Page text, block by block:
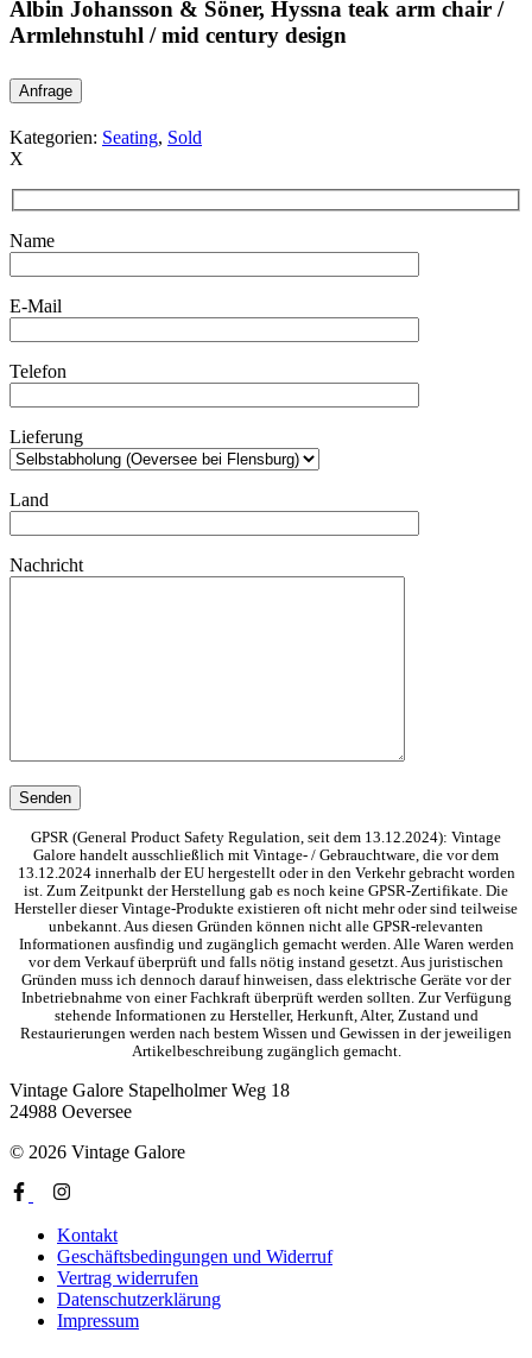
Albin Johansson & Söner, Hyssna teak arm chair /
Armlehnstuhl / mid century design
Anfrage
Kategorien: Seating, Sold
X
Name
E-Mail
Telefon
Lieferung
Land
Nachricht
GPSR (General Product Safety Regulation, seit dem 13.12.2024): Vintage
Galore handelt ausschließlich mit Vintage- / Gebrauchtware, die vor dem
13.12.2024 innerhalb der EU hergestellt oder in den Verkehr gebracht worden
ist. Zum Zeitpunkt der Herstellung gab es noch keine GPSR-Zertifikate. Die
Hersteller dieser Vintage-Produkte existieren oft nicht mehr oder sind teilweise
unbekannt. Aus diesen Gründen können nicht alle GPSR-relevanten
Informationen ausfindig und zugänglich gemacht werden. Alle Waren werden
vor dem Verkauf überprüft und falls nötig instand gesetzt. Aus juristischen
Gründen muss ich dennoch darauf hinweisen, dass elektrische Geräte vor der
Inbetriebnahme von einer Fachkraft überprüft werden sollten. Zur Verfügung
stehende Informationen zu Hersteller, Herkunft, Alter, Zustand und
Restaurierungen werden nach bestem Wissen und Gewissen in der jeweiligen
Artikelbeschreibung zugänglich gemacht.
Vintage Galore Stapelholmer Weg 18
24988 Oeversee
© 2026 Vintage Galore
Kontakt
Geschäftsbedingungen und Widerruf
Vertrag widerrufen
Datenschutzerklärung
Impressum